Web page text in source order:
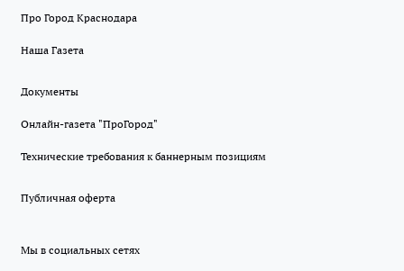
Про Город Краснодара
Наша Газета
Документы
Онлайн-газета "ПроГород"
Технические требования к баннерным позициям
Публичная оферта
Мы в социальных сетях